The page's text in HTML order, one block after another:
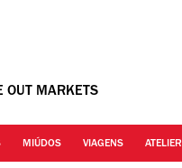
OUT MARKETS
MIÚDOS VIAGENS ATELIER